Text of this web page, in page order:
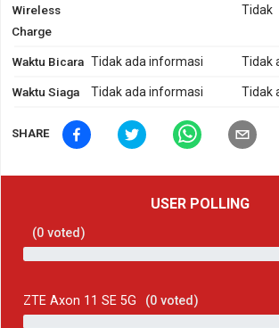
Wireless
Charge
Tidak
Waktu Bicara Tidak ada informasi Tidak
Waktu Siaga Tidak ada informasi Tidak
SHARE
USER POLLING
(0 voted)
ZTE Axon 11 SE 5G (0 voted)